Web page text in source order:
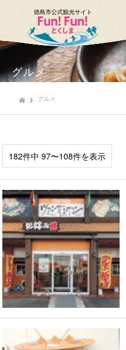
徳島市公式観光サイト
グルメ
グルメ
182件中 97〜108件を表示